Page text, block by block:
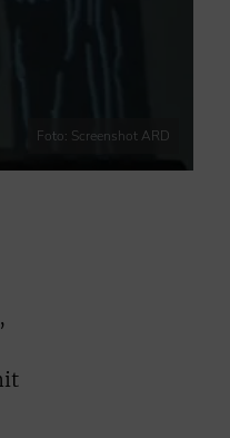
Foto: Screenshot ARD